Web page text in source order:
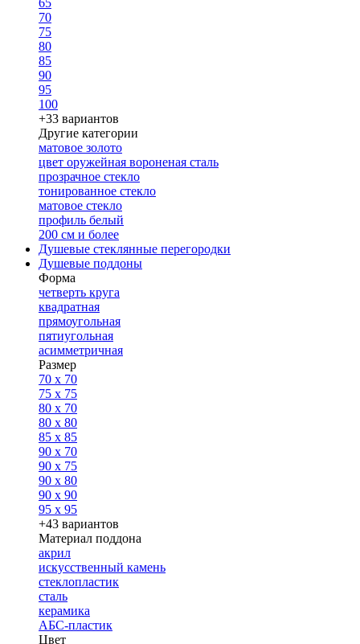
65
70
75
80
85
90
95
100
+33 вариантов
Другие категории
матовое золото
цвет оружейная вороненая сталь
прозрачное стекло
тонированное стекло
матовое стекло
профиль белый
200 см и более
Душевые стеклянные перегородки
Душевые поддоны
Форма
четверть круга
квадратная
прямоугольная
пятиугольная
асимметричная
Размер
70 x 70
75 x 75
80 x 70
80 x 80
85 x 85
90 x 70
90 x 75
90 x 80
90 x 90
95 x 95
+43 вариантов
Материал поддона
акрил
искусственный камень
стеклопластик
сталь
керамика
АБС-пластик
Цвет